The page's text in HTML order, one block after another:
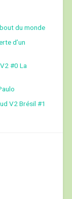
du monde
d’un
#0 La
V2 Brésil #1